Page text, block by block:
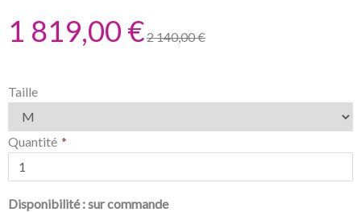
1 819,00 €2 140,00 €
Taille
Quantité
Disponibilité :sur commande